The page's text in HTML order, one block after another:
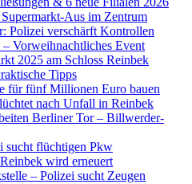
Aus im Zentrum
Polizei verschärft Kontrollen
Vorweihnachtliches Event
2025 am Schloss Reinbek
Tipps
für fünf Millionen Euro bauen
nach Unfall in Reinbek
Berliner Tor – Billwerder-
sucht flüchtigen Pkw
wird erneuert
– Polizei sucht Zeugen